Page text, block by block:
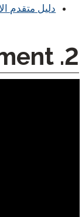
دليل متقدم
2. Beginning the Assessment